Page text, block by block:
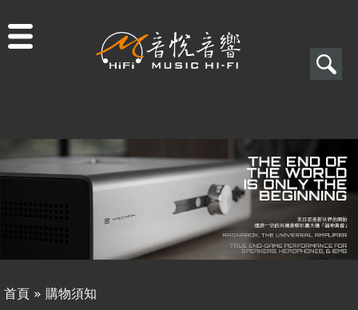
搜
表
單
搜
尋
商品一覽
二手專區
視聽專欄
購物須知
首頁 » 購物須知